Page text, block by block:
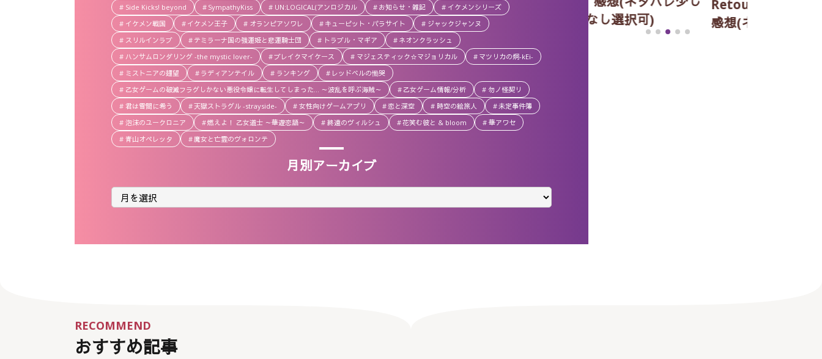
Side Kicks! beyond
SympathyKiss UN:LOGICAL(アンロジカル お知らせ・雑記
イケメンシリーズ
イケメン戦国
イケメン王子 オランピアソワレ キューピット・パラサイト
ジャックジャンヌ
スリルインラブ
テミラーナ国の強運姫と悲運騎士団 トラブル・マギア
ネオンクラッシュ
ハンサムロンダリング -the mystic lover-
ブレイクマイケース マジェスティック☆マジョリカル
マツリカの炯-kEi-
ミストニアの翅望
ラディアンテイル ランキング
レッドベルの慟哭
乙女ゲームの破滅フラグしかない悪役令嬢に転生してしまった… ～波乱を呼ぶ海賊～
乙女ゲーム情報/分析
勿ノ怪契リ
君は雪間に希う
天獄ストラグル -strayside- 女性向けゲームアプリ 恋と深空 時空の絵旅人
未定事件簿
泡沫のユークロニア
燃えよ！ 乙女道士 ～華遊恋語～ 終遠のヴィルシュ 花笑む彼と & bloom
華アワセ
青山オペレッタ
魔女と亡霊のヴォロンテ
月別アーカイブ
月
ア
ブ
ありorなし選択可)
Retour- おすすめ攻略順&
感想(ネタバレなし)
おすすめ記事
RECOMMEND